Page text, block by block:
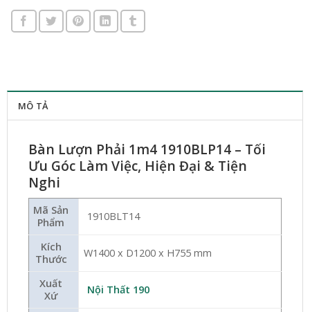
MÔ TẢ
Bàn Lượn Phải 1m4 1910BLP14 – Tối
Ưu Góc Làm Việc, Hiện Đại & Tiện
Nghi
Mã Sản
Phẩm
1910BLT14
Kích
Thước
W1400 x D1200 x H755 mm
Xuất
Xứ
Nội Thất 190